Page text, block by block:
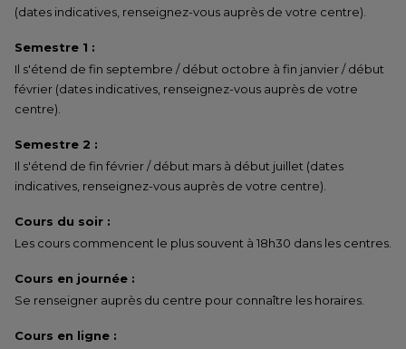
(dates indicatives, renseignez-vous auprès de votre centre).
Semestre 1 :
Il s'étend de fin septembre / début octobre à fin janvier / début
février (dates indicatives, renseignez-vous auprès de votre
centre).
Semestre 2 :
Il s'étend de fin février / début mars à début juillet (dates
indicatives, renseignez-vous auprès de votre centre).
Cours du soir :
Les cours commencent le plus souvent à 18h30 dans les centres.
Cours en journée :
Se renseigner auprès du centre pour connaître les horaires.
Cours en ligne :